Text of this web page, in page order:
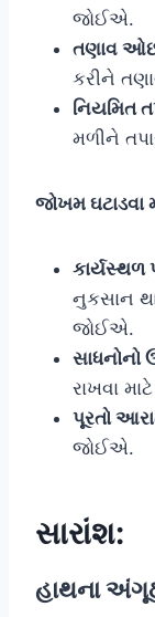
જોઈએ.
તણાવ
કરીને
નિયમિત
મળીને
જોખમ ઘટાડવા
કાર્યસ્થળ
નુકસાન
જોઈએ.
સાધનોનો
રાખવા
પૂરતો
જોઈએ.
સારાંશ:
હાથના